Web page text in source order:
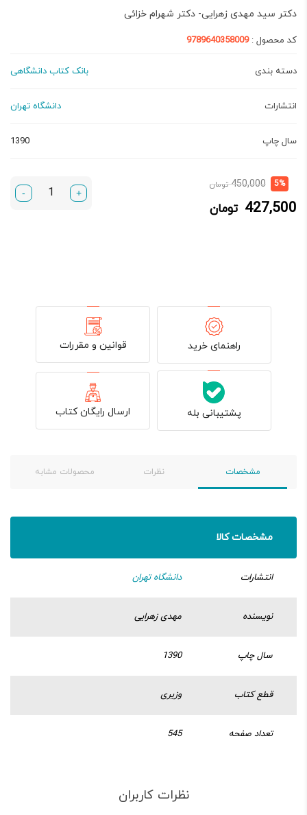
دکتر سید مهدی زهرایی- دکتر شهرام خزائی
کد محصول :9789640358009
دسته بندی بانک کتاب دانشگاهی
انتشارات دانشگاه تهران
سال چاپ 1390
5%
450,000 تومانقیمت
427,500 تومان
قیمت
427,500 تومان.
+
-
راهنمای خرید قوانین و مقررات
پشتیبانی بله ارسال رایگان کتاب
مشخصات نظرات محصولات مشابه
مشخصات کالا
انتشارات دانشگاه تهران
نویسنده مهدی زهرایی
سال چاپ 1390
قطع کتاب وزیری
تعداد صفحه 545
نظرات کاربران